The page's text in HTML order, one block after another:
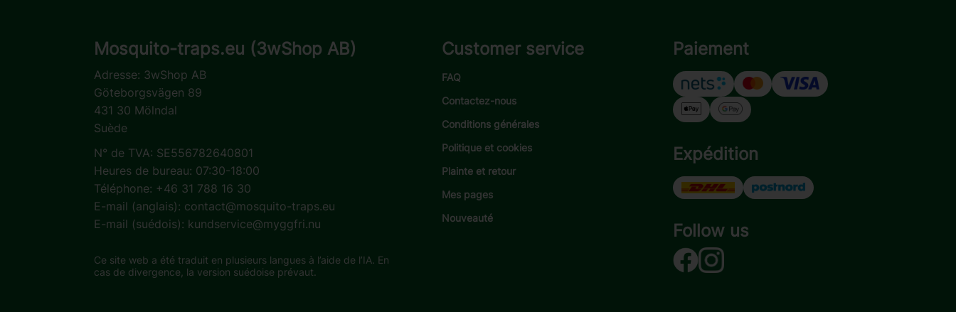
Mosquito-traps.eu (3wShop AB)
Adresse: 3wShop AB
Göteborgsvägen 89
431 30 Mölndal
Suède
N° de TVA: SE556782640801
Heures de bureau: 07:30-18:00
Téléphone: +46 31 788 16 30
E-mail (anglais): contact@mosquito-traps.eu
E-mail (suédois): kundservice@myggfri.nu
Customer service
FAQ
Contactez-nous
Conditions générales
Politique et cookies
Plainte et retour
Mes pages
Nouveauté
Paiement
Expédition
Follow us
Ce site web a été traduit en plusieurs langues à l’aide de l’IA. En
cas de divergence, la version suédoise prévaut.